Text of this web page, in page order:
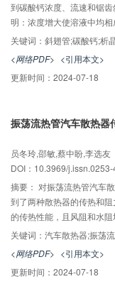
到碳酸钙浓度、流速和锯
明：浓度增大使溶液中均
热表面界面的污垢晶粒浓
热面而后者使表面异相成
晶核、污垢晶体和污垢热
多，但诱导期延长、而结
状态下均具有比光管更大
关键词： 斜翅管;碳酸钙;析
<网络PDF> <引用本文>
更新时间： 2024-07-18
振荡流热管汽车散热器
员冬玲,邵敏,蔡中盼,李选友
DOI：10.3969/
摘要： 对振荡流热管汽车
到了两种散热器的传热和
的传热性能，且风阻和水
差分析，实验结果对开发新
关键词： 汽车散热器;振荡
<网络PDF> <引用本文>
更新时间： 2024-07-18